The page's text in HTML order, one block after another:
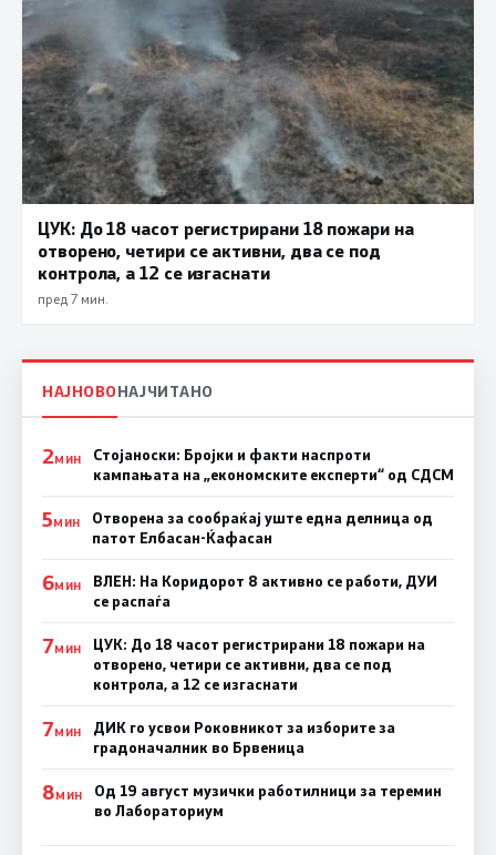
ЦУК: До 18 часот регистрирани 18 пожари на
отворено, четири се активни, два се под
контрола, а 12 се изгаснати
пред 7 мин.
НАЈНОВОНАЈЧИТАНО
2МИН
Стојаноски: Бројки и факти наспроти
кампањата на „економските експерти“ од СДСM
5МИН
Отворена за сообраќај уште една делница од
патот Елбасан-Ќафасан
6МИН
ВЛЕН: На Коридорот 8 активно се работи, ДУИ
се распаѓа
7МИН
ЦУК: До 18 часот регистрирани 18 пожари на
отворено, четири се активни, два се под
контрола, а 12 се изгаснати
7МИН
ДИК го усвои Роковникот за изборите за
градоначалник во Брвеница
8МИН
Од 19 август музички работилници за теремин
во Лабораториум